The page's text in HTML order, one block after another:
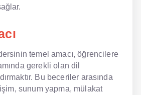
temel amacı, öğrencilere
gerekli olan dil
Bu beceriler arasında
sunum yapma, mülakat